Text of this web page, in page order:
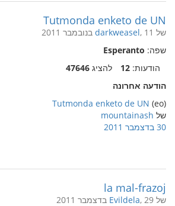
Tutmonda enketo de UN
של darkweasel, 11 בנובמבר 2011
שפה: Esperanto
הודעות: 12 להציג 47646
הודעה אחרונה
(eo)
Tutmonda enketo de UN
של mountainash
30 בדצמבר 2011
la mal-frazoj
של Evildela, 29 בדצמבר 2011